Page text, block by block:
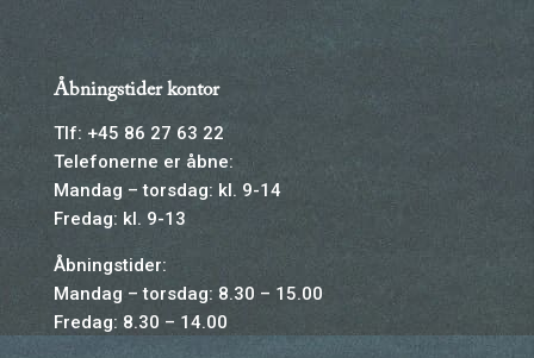
Åbningstider kontor
Tlf: +45 86 27 63 22
Telefonerne er åbne:
Mandag – torsdag: kl. 9-14
Fredag: kl. 9-13
Åbningstider:
Mandag – torsdag: 8.30 – 15.00
Fredag: 8.30 – 14.00